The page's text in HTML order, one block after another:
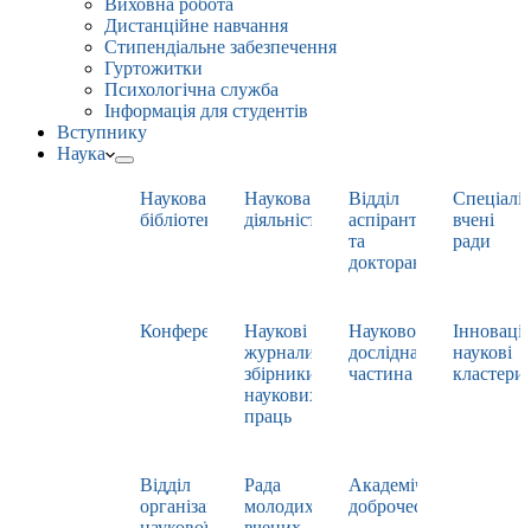
Виховна робота
Дистанційне навчання
Стипендіальне забезпечення
Гуртожитки
Психологічна служба
Інформація для студентів
Вступнику
Наука
Наукова
бібліотека
Наукова
діяльність
Відділ
аспірантури
та
докторантури
вчені
ради
Конференції
Наукові
журнали,
збірники
наукових
праць
Науково-
дослідна
частина
наукові
кластери
Відділ
організації
Рада
молодих
Академічна
доброчесність